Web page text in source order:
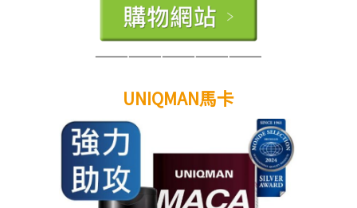
———————————————
UNIQMAN馬卡